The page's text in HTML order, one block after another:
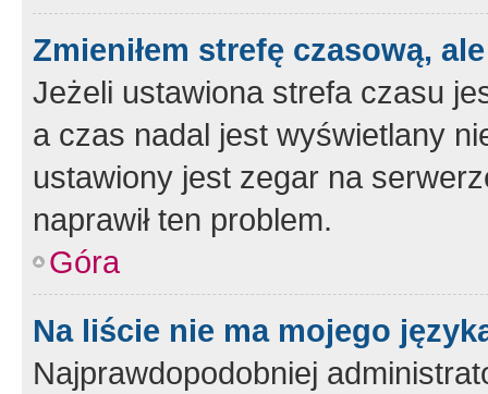
Zmieniłem strefę czasową,
Jeżeli ustawiona strefa czasu
a czas nadal jest wyświetlany
ustawiony jest zegar na
naprawił ten problem.
Góra
Na liście nie ma mojego
Najprawdopodobniej